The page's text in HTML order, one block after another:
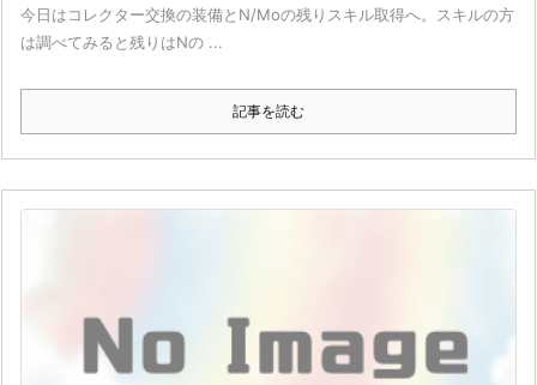
今日はコレクター交換の装備とN/Moの残りスキル取得へ。スキルの方
は調べてみると残りはNの ...
記事を読む